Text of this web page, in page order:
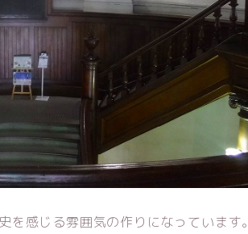
感じる雰囲気の作りになっています。